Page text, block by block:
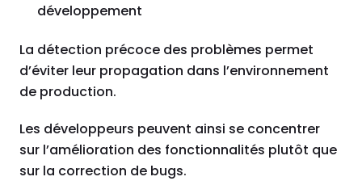
développement
La détection précoce des problèmes permet
d’éviter leur propagation dans l’environnement
de production.
Les développeurs peuvent ainsi se concentrer
sur l’amélioration des fonctionnalités plutôt que
sur la correction de bugs.